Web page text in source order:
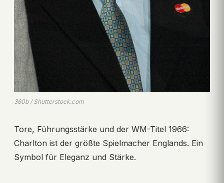
360b / Shutterstock.com
Tore, Führungsstärke und der WM-Titel 1966:
Charlton ist der größte Spielmacher Englands. Ein
Symbol für Eleganz und Stärke.